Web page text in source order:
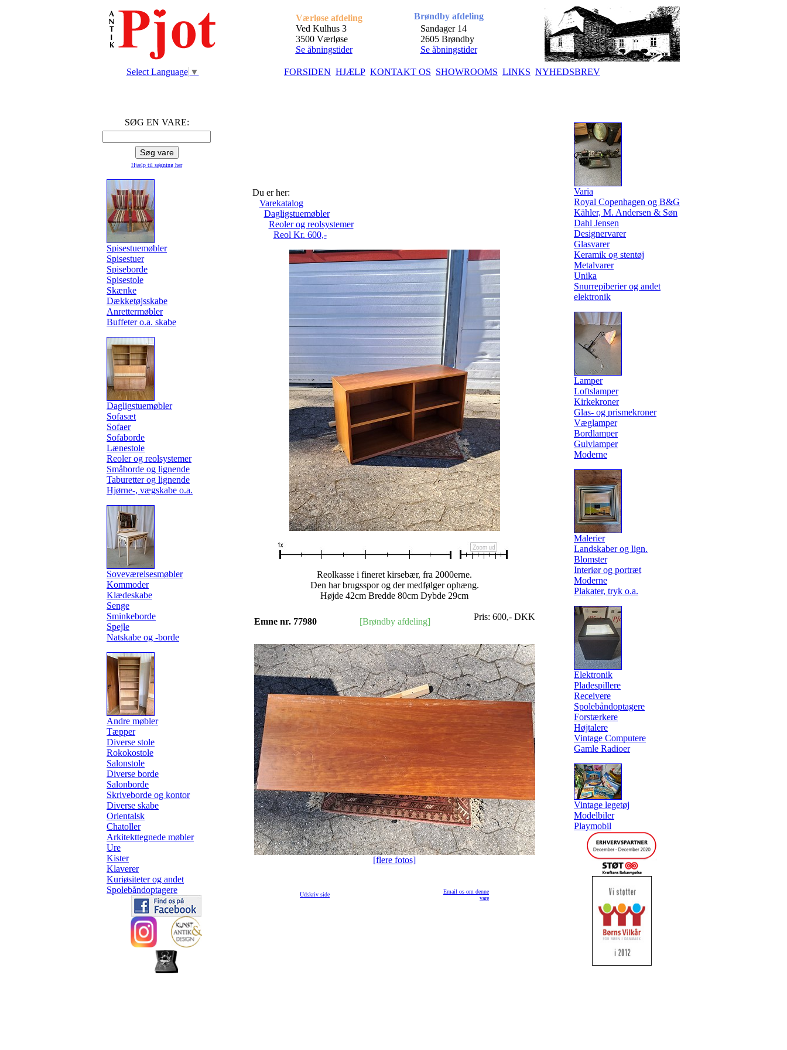
Værløse afdeling
Ved Kulhus 3
3500 Værløse
Se åbningstider
Brøndby afdeling
Sandager 14
2605 Brøndby
Se åbningstider
Select Language ▼ FORSIDEN HJÆLP KONTAKT OS SHOWROOMS LINKS NYHEDSBREV
SØG EN VARE:
Hjælp til søgning her
Spisestuemøbler
Spisestuer
Spiseborde
Spisestole
Skænke
Dækketøjsskabe
Anrettermøbler
Buffeter o.a. skabe
Dagligstuemøbler
Sofasæt
Sofaer
Sofaborde
Lænestole
Reoler og reolsystemer
Småborde og lignende
Taburetter og lignende
Hjørne-, vægskabe o.a.
Soveværelsesmøbler
Kommoder
Klædeskabe
Senge
Sminkeborde
Spejle
Natskabe og -borde
Andre møbler
Tæpper
Diverse stole
Rokokostole
Salonstole
Diverse borde
Salonborde
Skriveborde og kontor
Diverse skabe
Orientalsk
Chatoller
Arkitekttegnede møbler
Ure
Kister
Klaverer
Kuriøsiteter og andet
Spolebåndoptagere
Du er her:
Varekatalog
Dagligstuemøbler
Reoler og reolsystemer
Reol Kr. 600,-
Reolkasse i fineret kirsebær, fra 2000erne.
Den har brugsspor og der medfølger ophæng.
Højde 42cm Bredde 80cm Dybde 29cm
Emne nr. 77980 [Brøndby afdeling] Pris: 600,- DKK
[flere fotos]
Udskriv side
Email os om denne
vare
Varia
Royal Copenhagen og B&G
Kähler, M. Andersen & Søn
Dahl Jensen
Designervarer
Glasvarer
Keramik og stentøj
Metalvarer
Unika
Snurrepiberier og andet
elektronik
Lamper
Loftslamper
Kirkekroner
Glas- og prismekroner
Væglamper
Bordlamper
Gulvlamper
Moderne
Malerier
Landskaber og lign.
Blomster
Interiør og portræt
Moderne
Plakater, tryk o.a.
Elektronik
Pladespillere
Receivere
Spolebåndoptagere
Forstærkere
Højtalere
Vintage Computere
Gamle Radioer
Vintage legetøj
Modelbiler
Playmobil